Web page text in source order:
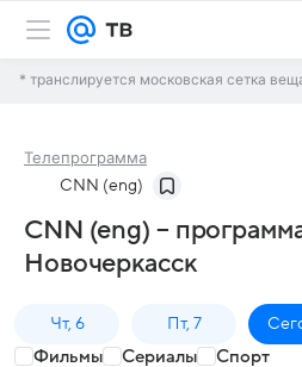
* транслируется московская сетка
Телепрограмма
CNN (eng)
CNN (eng) –
Новочеркасск
Чт, 6 Пт, 7
Фильмы Сериалы Спорт